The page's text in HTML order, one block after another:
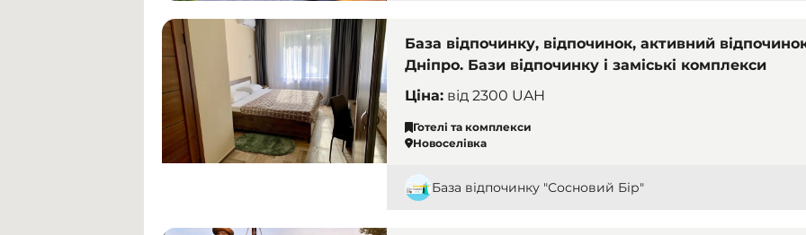
База відпочинку, відпочинок, активний
Дніпро. Бази відпочинку і заміські комплекси
Ціна: від 2300 UAH
Готелі та комплекси
Новоселівка
База відпочинку "Сосновий Бір"